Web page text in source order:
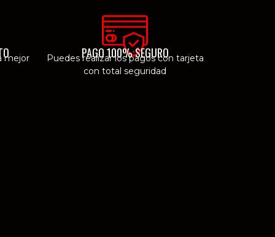
mejor PAGO 100% SEGURO
Puedes realizar los pagos con tarjeta
con total seguridad